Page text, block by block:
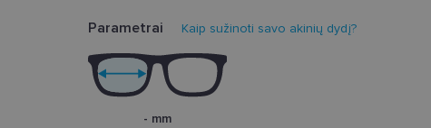
Parametrai Kaip sužinoti savo akinių dydį?
- mm